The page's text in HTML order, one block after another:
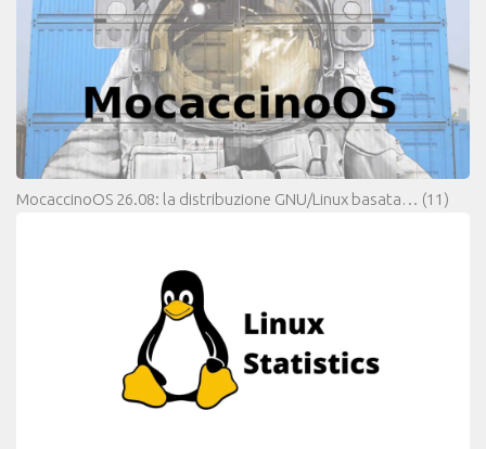
MocaccinoOS 26.08: la distribuzione GNU/Linux basata… (11)